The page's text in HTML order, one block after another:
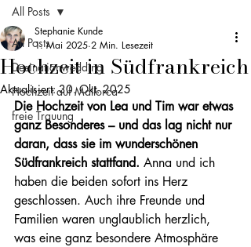
All Posts
Desinationwedding
Hochzeit auf Mallorca
freie Trauung
All Posts
Hochzeit in Südfrankreich
Stephanie Kunde
1. Mai 2025 2 Min. Lesezeit
Aktualisiert:30. Okt. 2025
Die Hochzeit von Lea und Tim war etwas
ganz Besonderes – und das lag nicht nur
daran, dass sie im wunderschönen
Südfrankreich stattfand. Anna und ich
haben die beiden sofort ins Herz
geschlossen. Auch ihre Freunde und
Familien waren unglaublich herzlich,
was eine ganz besondere Atmosphäre